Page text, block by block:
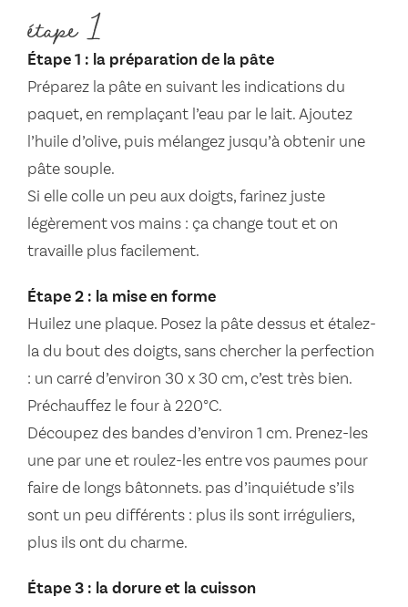
étape 1
Étape 1 : la préparation de la pâte
Préparez la pâte en suivant les indications du
paquet, en remplaçant l’eau par le lait. Ajoutez
l’huile d’olive, puis mélangez jusqu’à obtenir une
pâte souple.
Si elle colle un peu aux doigts, farinez juste
légèrement vos mains : ça change tout et on
travaille plus facilement.
Étape 2 : la mise en forme
Huilez une plaque. Posez la pâte dessus et étalez-
la du bout des doigts, sans chercher la perfection
: un carré d’environ 30 x 30 cm, c’est très bien.
Préchauffez le four à 220°C.
Découpez des bandes d’environ 1 cm. Prenez-les
une par une et roulez-les entre vos paumes pour
faire de longs bâtonnets. pas d’inquiétude s’ils
sont un peu différents : plus ils sont irréguliers,
plus ils ont du charme.
Étape 3 : la dorure et la cuisson